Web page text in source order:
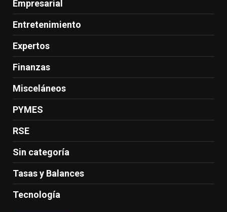
Empresarial
Entretenimiento
Expertos
Finanzas
Misceláneos
PYMES
RSE
Sin categoría
Tasas y Balances
Tecnología